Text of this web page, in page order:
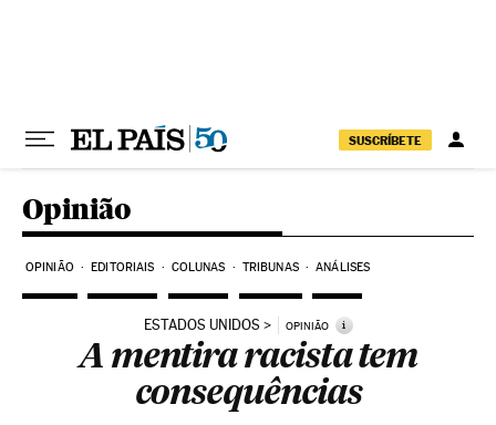
SUSCRÍBETE
Opinião
OPINIÃO EDITORIAIS COLUNAS TRIBUNAS ANÁLISES
ESTADOS UNIDOS OPINIÃO i
A mentira racista tem
consequências